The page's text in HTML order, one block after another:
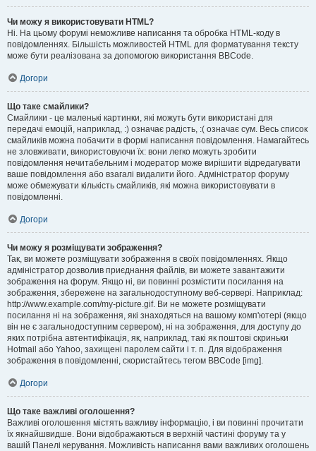
Чи можу я використовувати HTML?
Ні. На цьому форумі неможливе написання та обробка HTML-коду в
повідомленнях. Більшість можливостей HTML для форматування тексту
може бути реалізована за допомогою використання BBCode.
Догори
Що таке смайлики?
Смайлики - це маленькі картинки, які можуть бути використані для
передачі емоцій, наприклад, :) означає радість, :( означає сум. Весь список
смайликів можна побачити в формі написання повідомлення. Намагайтесь
не зловживати, використовуючи їх: вони легко можуть зробити
повідомлення нечитабельним і модератор може вирішити відредагувати
ваше повідомлення або взагалі видалити його. Адміністратор форуму
може обмежувати кількість смайликів, які можна використовувати в
повідомленні.
Догори
Чи можу я розміщувати зображення?
Так, ви можете розміщувати зображення в своїх повідомленнях. Якщо
адміністратор дозволив приєднання файлів, ви можете завантажити
зображення на форум. Якщо ні, ви повинні розмістити посилання на
зображення, збережене на загальнодоступному веб-сервері. Наприклад:
http://www.example.com/my-picture.gif. Ви не можете розміщувати
посилання ні на зображення, які знаходяться на вашому комп'ютері (якщо
він не є загальнодоступним сервером), ні на зображення, для доступу до
яких потрібна автентифікація, як, наприклад, такі як поштові скриньки
Hotmail або Yahoo, захищені паролем сайти і т. п. Для відображення
зображення в повідомленні, скористайтесь тегом BBCode [img].
Догори
Що таке важливі оголошення?
Важливі оголошення містять важливу інформацію, і ви повинні прочитати
їх якнайшвидше. Вони відображаються в верхній частині форуму та у
вашій Панелі керування. Можливість написання вами важливих оголошень